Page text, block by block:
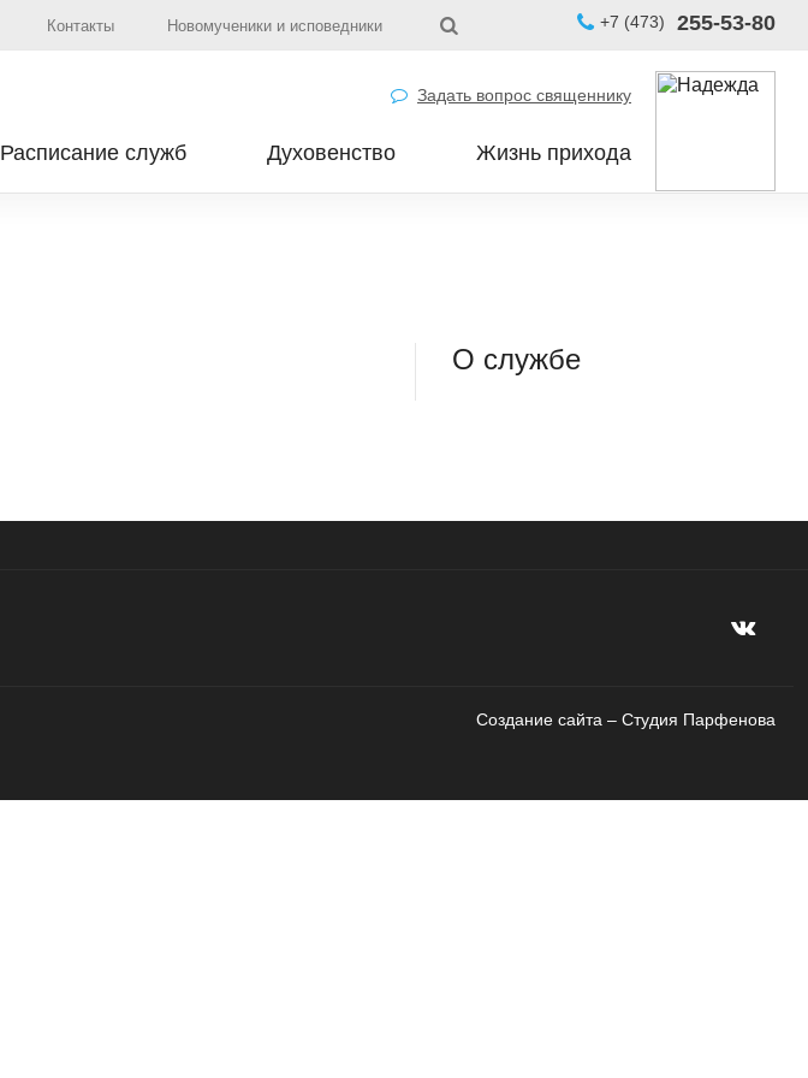
Контакты Новомученики и исповедники +7 (473) 255-53-80
Задать вопрос священнику
Расписание служб Духовенство Жизнь прихода
О службе
Создание сайта – Cтудия Парфенова